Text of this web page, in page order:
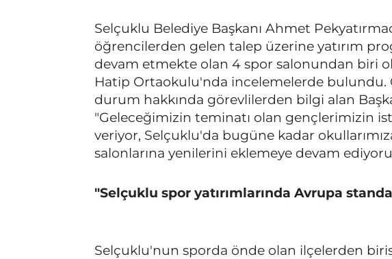
Selçuklu Belediye Başkanı Ahmet
öğrencilerden gelen talep üzerine yatırım
devam etmekte olan 4 spor salonundan biri
Hatip Ortaokulu'nda incelemelerde bulundu.
durum hakkında görevlilerden bilgi alan
"Geleceğimizin teminatı olan gençlerimizin
veriyor, Selçuklu'da bugüne kadar
salonlarına yenilerini eklemeye devam
"Selçuklu spor yatırımlarında
Selçuklu'nun sporda önde olan ilçelerden